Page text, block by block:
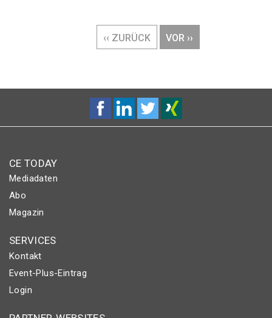
VORHERIGE
‹‹ ZURÜCK
NÄCHSTE
VOR ››
CE TODAY
Mediadaten
Abo
Magazin
SERVICES
Kontakt
Event-Plus-Eintrag
Login